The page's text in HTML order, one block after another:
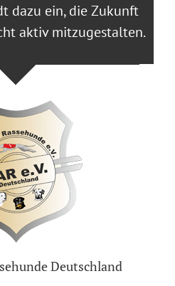
dazu ein, die Zukunft
aktiv mitzugestalten.
Deutschland